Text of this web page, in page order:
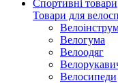
Спортивні товари
Товари для
Велогума
Велоодяг
Велосипеди